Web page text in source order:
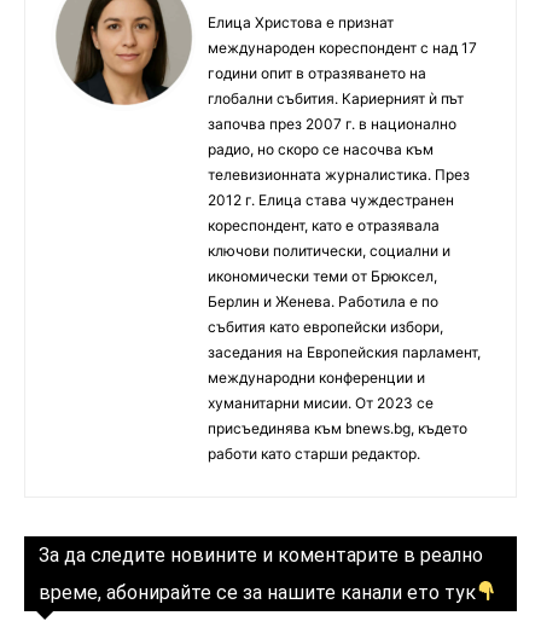
Елица Христова е признат
международен кореспондент с над 17
години опит в отразяването на
глобални събития. Кариерният ѝ път
започва през 2007 г. в национално
радио, но скоро се насочва към
телевизионната журналистика. През
2012 г. Елица става чуждестранен
кореспондент, като е отразявала
ключови политически, социални и
икономически теми от Брюксел,
Берлин и Женева. Работила е по
събития като европейски избори,
заседания на Европейския парламент,
международни конференции и
хуманитарни мисии. От 2023 се
присъединява към bnews.bg, където
работи като старши редактор.
За да следите новините и коментарите в реално
време, абонирайте се за нашите канали ето тук